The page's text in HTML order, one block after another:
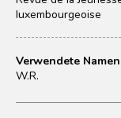
luxembourgeoise
Verwendete Namen
W.R.